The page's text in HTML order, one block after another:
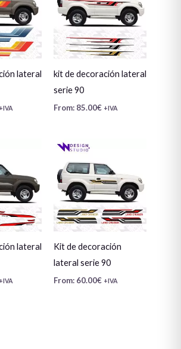
lateral
+IVA
kit de decoración lateral
serie 90
From: 85.00€ +IVA
lateral
+IVA
Kit de decoración
lateral serie 90
From: 60.00€ +IVA